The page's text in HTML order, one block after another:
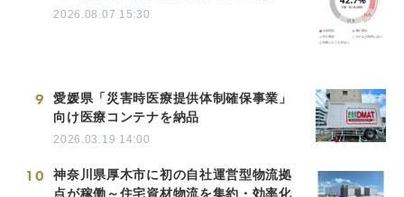
2026.08.07 15:30
9
愛媛県「災害時医療提供体制確保事業」
向け医療コンテナを納品
2026.03.19 14:00
10
神奈川県厚木市に初の自社運営型物流拠
点が稼働～住宅資材物流を集約・効率化